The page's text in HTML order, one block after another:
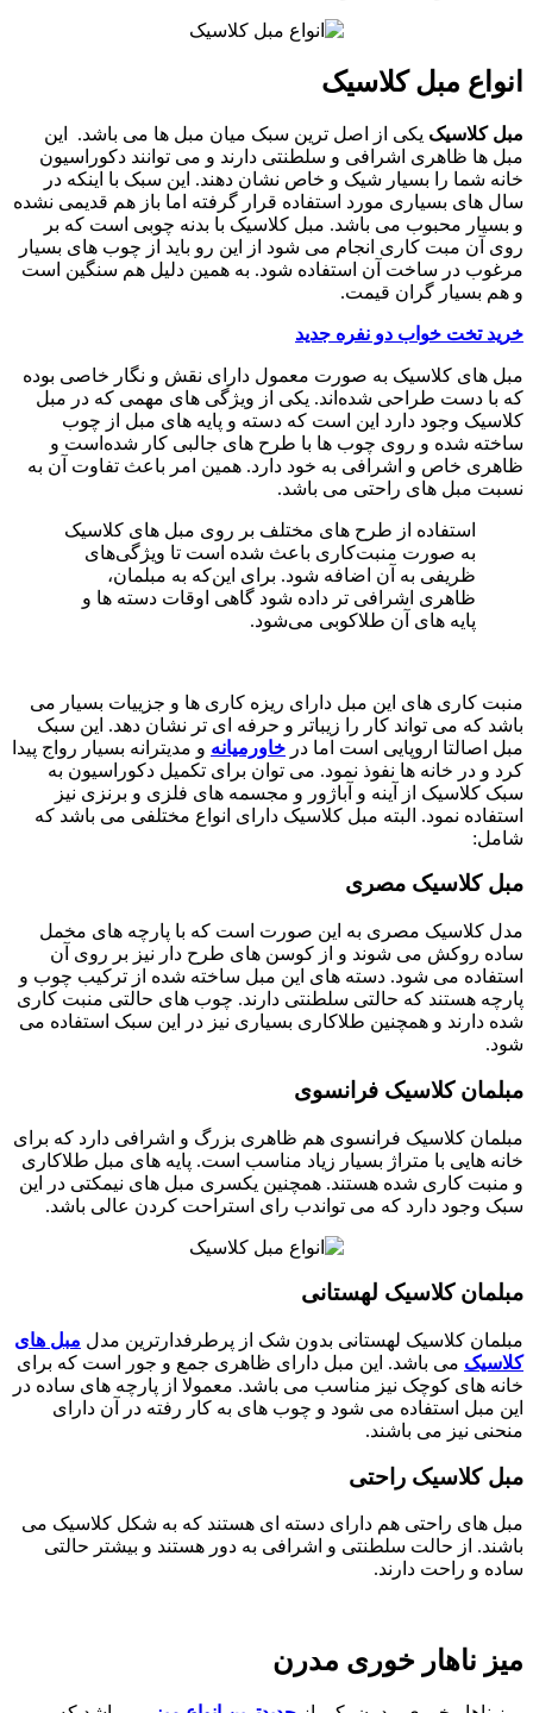
انواع مبل کلاسیک
مبل کلاسیک یکی از اصل ترین سبک میان مبل ها می باشد. این
مبل ها ظاهری اشرافی و سلطنتی دارند و می توانند دکوراسیون
خانه شما را بسیار شیک و خاص نشان دهند. این سبک با اینکه در
سال های بسیاری مورد استفاده قرار گرفته اما باز هم قدیمی نشده
و بسیار محبوب می باشد. مبل کلاسیک با بدنه چوبی است که بر
روی آن مبت کاری انجام می شود از این رو باید از چوب های بسیار
مرغوب در ساخت آن استفاده شود. به همین دلیل هم سنگین است
و هم بسیار گران قیمت.
خرید تخت خواب دو نفره جدید
مبل های کلاسیک به ‌صورت معمول دارای نقش و نگار خاصی بوده
که با دست طراحی شده‌اند. یکی از ویژگی ‌های مهمی که در مبل
کلاسیک وجود دارد این است که دسته و پایه ‌های مبل از چوب
ساخته شده و روی چوب ‌ها با طرح‌ های جالبی کار شده‌است و
ظاهری خاص و اشرافی به خود دارد. همین امر باعث تفاوت آن به
نسبت مبل‌ های راحتی می باشد.
استفاده از طرح های مختلف بر روی مبل‌ های کلاسیک
به‌ صورت منبت‌کاری باعث شده ‌است تا ویژگی‌های
ظریفی به آن اضافه شود. برای این‌که به مبلمان،
ظاهری اشرافی تر داده شود گاهی اوقات دسته ها و
پایه ‌های آن طلاکوبی می‌شود.
منبت کاری های این مبل دارای ریزه کاری ها و جزییات بسیار می
باشد که می تواند کار را زیباتر و حرفه ای تر نشان دهد. این سبک
مبل اصالتا اروپایی است اما در خاورمیانه و مدیترانه بسیار رواج پیدا
کرد و در خانه ها نفوذ نمود. می توان برای تکمیل دکوراسیون به
سبک کلاسیک از آینه و آباژور و مجسمه های فلزی و برنزی نیز
استفاده نمود. البته مبل کلاسیک دارای انواع مختلفی می باشد که
شامل:
مبل کلاسیک مصری
مدل کلاسیک مصری به این صورت است که با پارچه ‌های مخمل
ساده روکش می شوند و از کوسن های طرح دار نیز بر روی آن
استفاده می شود. دسته های این مبل ساخته شده از ترکیب چوب و
پارچه هستند که حالتی سلطنتی دارند. چوب های حالتی منبت کاری
شده دارند و همچنین طلاکاری بسیاری نیز در این سبک استفاده می
شود.
مبلمان کلاسیک فرانسوی
مبلمان کلاسیک فرانسوی هم ظاهری بزرگ و اشرافی دارد که برای
خانه هایی با متراژ بسیار زیاد مناسب است. پایه های مبل طلاکاری
و منبت کاری شده هستند. همچنین یکسری مبل های نیمکتی در این
سبک وجود دارد که می تواندب رای استراحت کردن عالی باشد.
مبلمان کلاسیک لهستانی
مبلمان کلاسیک لهستانی بدون شک از پرطرفدارترین مدل مبل های
کلاسیک می باشد. این مبل دارای ظاهری جمع و جور است که برای
خانه های کوچک نیز مناسب می باشد. معمولا از پارچه های ساده در
این مبل استفاده می شود و چوب های به کار رفته در آن دارای
منحنی نیز می باشند.
مبل کلاسیک راحتی
مبل های راحتی هم دارای دسته ای هستند که به شکل کلاسیک می
باشند. از حالت سلطنتی و اشرافی به دور هستند و بیشتر حالتی
ساده و راحت دارند.
میز ناهار خوری مدرن